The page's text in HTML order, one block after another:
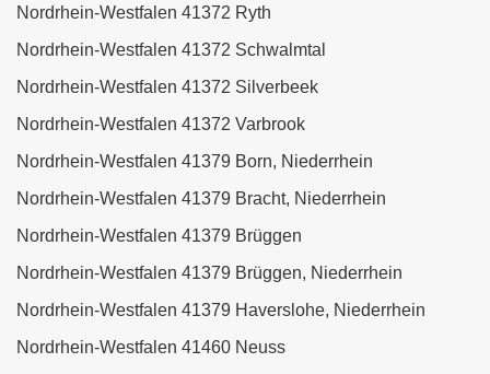
Nordrhein-Westfalen 41372 Ryth
Nordrhein-Westfalen 41372 Schwalmtal
Nordrhein-Westfalen 41372 Silverbeek
Nordrhein-Westfalen 41372 Varbrook
Nordrhein-Westfalen 41379 Born, Niederrhein
Nordrhein-Westfalen 41379 Bracht, Niederrhein
Nordrhein-Westfalen 41379 Brüggen
Nordrhein-Westfalen 41379 Brüggen, Niederrhein
Nordrhein-Westfalen 41379 Haverslohe, Niederrhein
Nordrhein-Westfalen 41460 Neuss